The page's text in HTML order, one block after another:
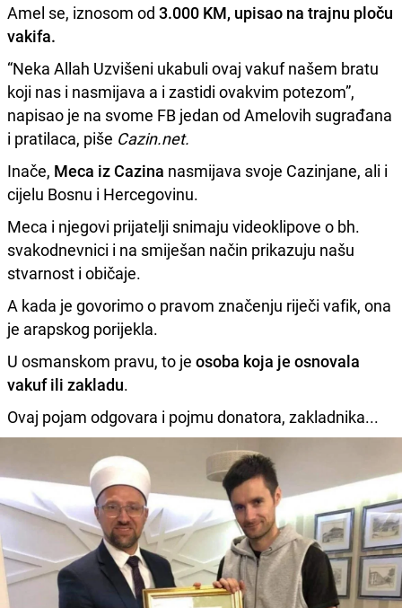
Amel se, iznosom od 3.000 KM, upisao na trajnu ploču
vakifa.
“Neka Allah Uzvišeni ukabuli ovaj vakuf našem bratu
koji nas i nasmijava a i zastidi ovakvim potezom”,
napisao je na svome FB jedan od Amelovih sugrađana
i pratilaca, piše Cazin.net.
Inače, Meca iz Cazina nasmijava svoje Cazinjane, ali i
cijelu Bosnu i Hercegovinu.
Meca i njegovi prijatelji snimaju videoklipove o bh.
svakodnevnici i na smiješan način prikazuju našu
stvarnost i običaje.
A kada je govorimo o pravom značenju riječi vafik, ona
je arapskog porijekla.
U osmanskom pravu, to je osoba koja je osnovala
vakuf ili zakladu.
Ovaj pojam odgovara i pojmu donatora, zakladnika...